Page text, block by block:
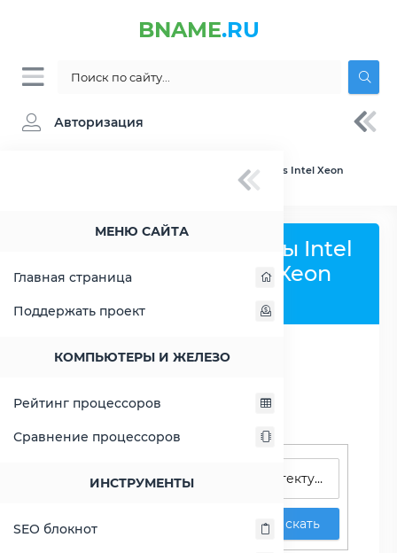
BNAME.RU
Авторизация
МЕНЮ САЙТА
Главная страница
Поддержать проект
КОМПЬЮТЕРЫ И ЖЕЛЕЗО
Рейтинг процессоров
Сравнение процессоров
ИНСТРУМЕНТЫ
SEO блокнот
» Сравнение Intel Atom C3958 vs Intel Xeon
Сравнить процессоры Intel
Atom C3958 и Intel Xeon
Bronze 3104
Поиск процессоров
Искать